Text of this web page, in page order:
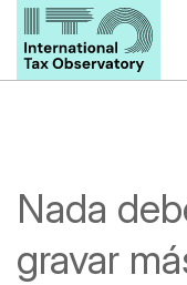
Nada
gravar